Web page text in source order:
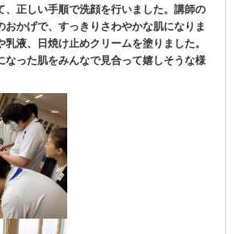
、正しい手順で洗顔を行いました。講師の
おかげで、すっきりさわやかな肌になりま
乳液、日焼け止めクリームを塗りました。
なった肌をみんなで見合って嬉しそうな様